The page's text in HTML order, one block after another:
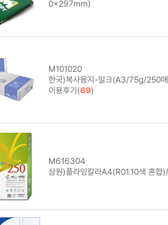
0x297mm)
M101020
한국)복사용지-밀크(A3/75g/250
이용후기(69)
M616304
삼원)플라잉칼라A4(R01.10색 혼